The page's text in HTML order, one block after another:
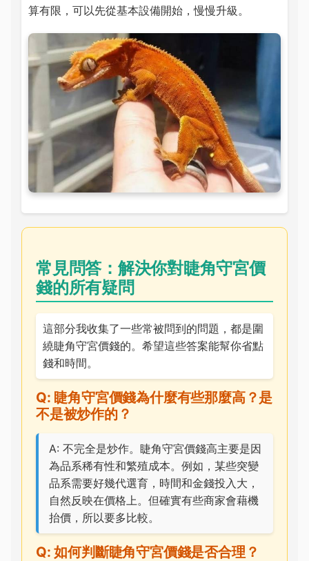
算有限，可以先從基本設備開始，慢慢升級。
常見問答：解決你對睫角守宮價
錢的所有疑問
這部分我收集了一些常被問到的問題，都是圍
繞睫角守宮價錢的。希望這些答案能幫你省點
錢和時間。
Q: 睫角守宮價錢為什麼有些那麼高？是
不是被炒作的？
A: 不完全是炒作。睫角守宮價錢高主要是因
為品系稀有性和繁殖成本。例如，某些突變
品系需要好幾代選育，時間和金錢投入大，
自然反映在價格上。但確實有些商家會藉機
抬價，所以要多比較。
Q: 如何判斷睫角守宮價錢是否合理？